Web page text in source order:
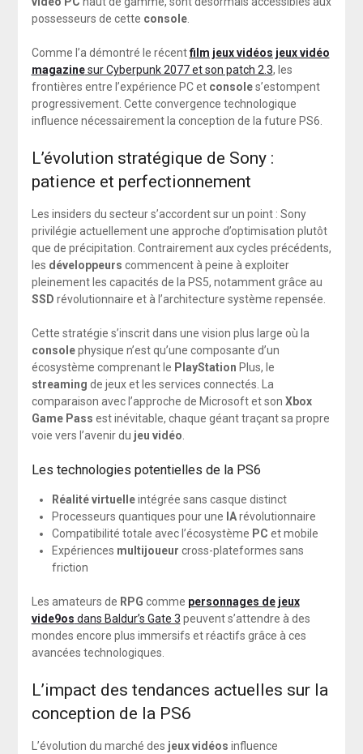
possesseurs de cette console.
Comme l’a démontré le récentfilm jeux vidéos jeux vidéo
magazinesur Cyberpunk 2077 et son patch 2.3, les
frontières entre l’expérience PC et consoles’estompent
progressivement. Cette convergence technologique
influence nécessairement la conception de la future PS6.
L’évolution stratégique de Sony :
patience et perfectionnement
Les insiders du secteur s’accordent sur un point : Sony
privilégie actuellement une approche d’optimisation plutôt
que de précipitation. Contrairement aux cycles précédents,
les développeurs commencent à peine à exploiter
pleinement les capacités de la PS5, notamment grâce au
SSD révolutionnaire et à l’architecture système repensée.
Cette stratégie s’inscrit dans une vision plus large où la
consolephysique n’est qu’une composante d’un
écosystème comprenant le PlayStation Plus, le
streaming de jeux et les services connectés. La
comparaison avec l’approche de Microsoft et son Xbox
Game Pass est inévitable, chaque géant traçant sa propre
voie vers l’avenir du jeu vidéo.
Les technologies potentielles de la PS6
Réalité virtuelleintégrée sans casque distinct
Processeurs quantiques pour une IArévolutionnaire
Compatibilité totale avec l’écosystème PC et mobile
Expériences multijoueur cross-plateformes sans
friction
Les amateurs de RPG comme personnages de jeux
vide9os dans Baldur’s Gate 3 peuvent s’attendre à des
mondes encore plus immersifs et réactifs grâce à ces
avancées technologiques.
L’impact des tendances actuelles sur la
conception de la PS6
L’évolution du marché des jeux vidéos influence